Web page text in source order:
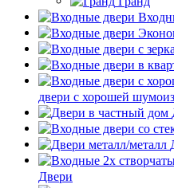
двери с хорошей
Двери